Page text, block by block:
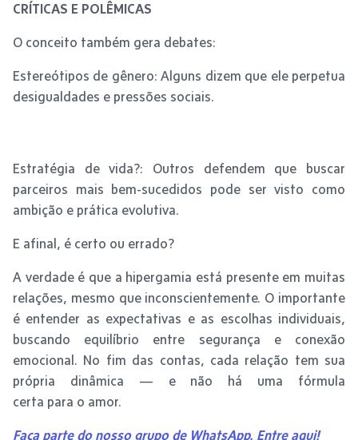
CRÍTICAS E POLÊMICAS
O conceito também gera debates:
Estereótipos de gênero: Alguns dizem que ele perpetua
desigualdades e pressões sociais.
Estratégia de vida?: Outros defendem que buscar
parceiros mais bem-sucedidos pode ser visto como
ambição e prática evolutiva.
E afinal, é certo ou errado?
A verdade é que a hipergamia está presente em muitas
relações, mesmo que inconscientemente. O importante
é entender as expectativas e as escolhas individuais,
buscando equilíbrio entre segurança e conexão
emocional. No fim das contas, cada relação tem sua
própria dinâmica — e não há uma fórmula
certa para o amor.
Faça parte do nosso grupo de WhatsApp. Entre aqui!